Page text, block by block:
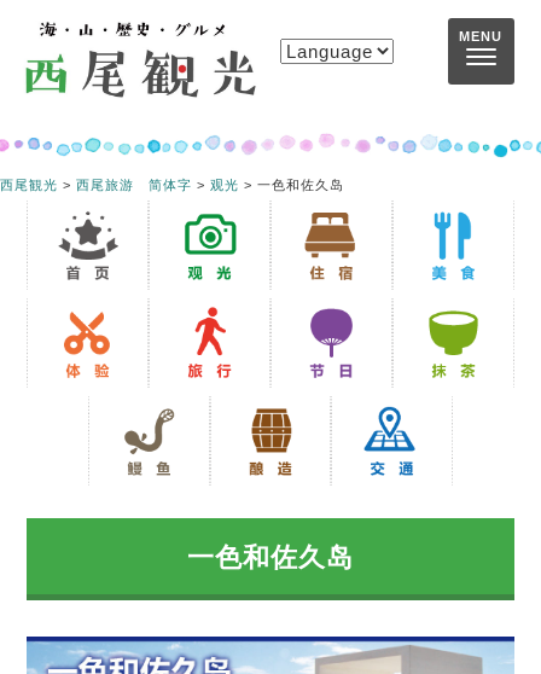
コンテンツへスキップ
西尾観光 > 西尾旅游 简体字 > 观光 > 一色和佐久岛
一色和佐久岛
MENU